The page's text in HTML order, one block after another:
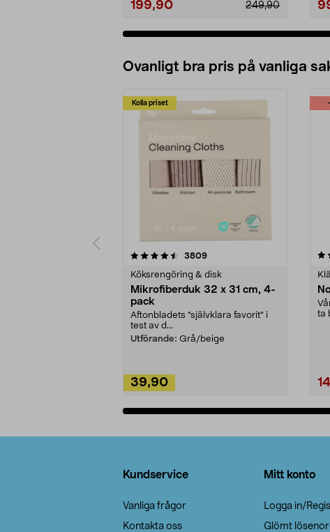
199,90 249,90
Ovanligt bra pris på vanliga
Kolla priset
3809recensioner
Köksrengöring & disk
Mikrofiberduk 32 x 31 cm, 4-
pack
Aftonbladets "självklara favorit” i
test av d...
Utförande: Grå/beige
39,90
4.0av 5 stjärnor
ta
Kundservice
Vanliga frågor
Kontakta oss
Mitt konto
Logga in/
Glömt